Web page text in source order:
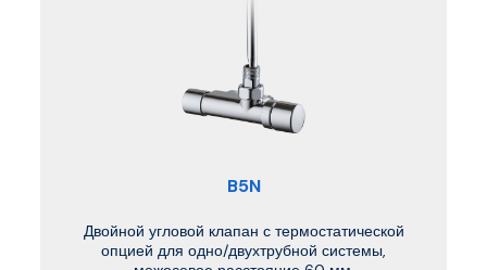
B5N
Двойной угловой клапан с термостатической
опцией для одно/двухтрубной системы,